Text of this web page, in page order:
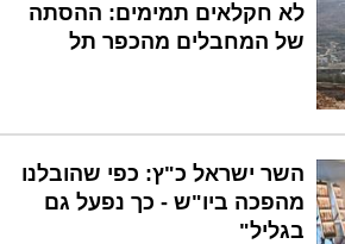
לא חקלאים תמימים: ההסתה
של המחבלים מהכפר תל
השר ישראל כ"ץ: כפי שהובלנו
מהפכה ביו"ש - כך נפעל גם
בגליל"